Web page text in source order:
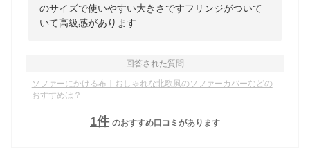
のサイズで使いやすい大きさですフリンジがついて
いて高級感があります
回答された質問
ソファーにかける布｜おしゃれな北欧風のソファーカバーなどの
おすすめは？
1件 のおすすめ口コミがあります